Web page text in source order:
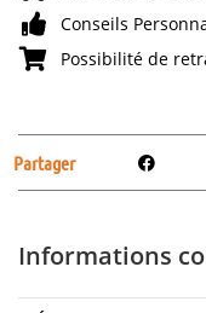
Conseils
Possibilité de
Partager
Informations